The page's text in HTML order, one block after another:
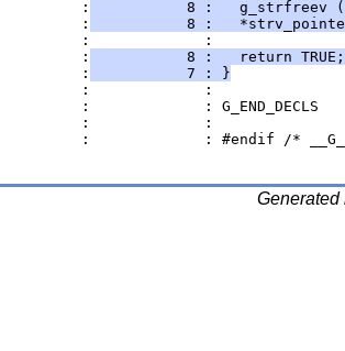
:
8 :   g_strfreev
:
8 :
:             :
:
           8 :   return TRUE;
:
           7 : }
:             :
:             : G_END_DECLS
:             :
:             : #endif /*